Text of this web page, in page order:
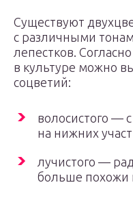
Существуют
с различными
лепестков.
в культуре можно
соцветий:
волосистого —
на нижних
лучистого —
больше похожи